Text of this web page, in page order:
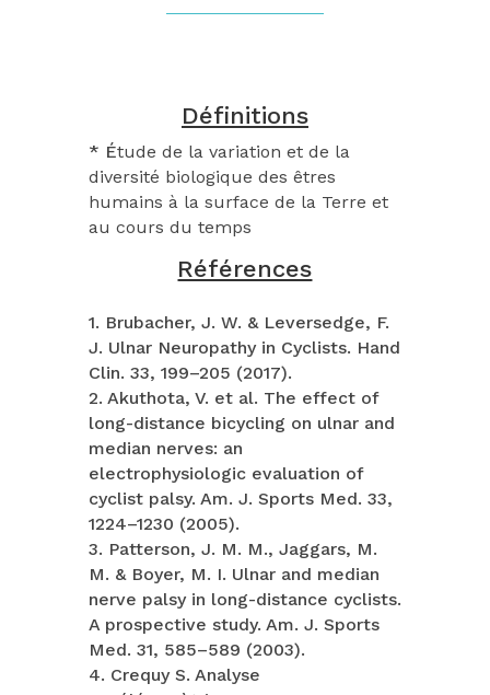
Définitions
* Étude de la variation et de la
diversité biologique des êtres
humains à la surface de la Terre et
au cours du temps
Références
1. Brubacher, J. W. & Leversedge, F.
J. Ulnar Neuropathy in Cyclists. Hand
Clin. 33, 199–205 (2017).
2. Akuthota, V. et al. The effect of
long-distance bicycling on ulnar and
median nerves: an
electrophysiologic evaluation of
cyclist palsy. Am. J. Sports Med. 33,
1224–1230 (2005).
3. Patterson, J. M. M., Jaggars, M.
M. & Boyer, M. I. Ulnar and median
nerve palsy in long-distance cyclists.
A prospective study. Am. J. Sports
Med. 31, 585–589 (2003).
4. Crequy S. Analyse